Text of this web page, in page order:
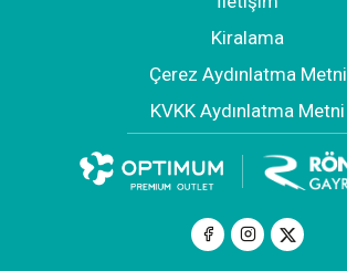
Kiralama
Çerez Aydınlatma Metni
KVKK Aydınlatma Metni